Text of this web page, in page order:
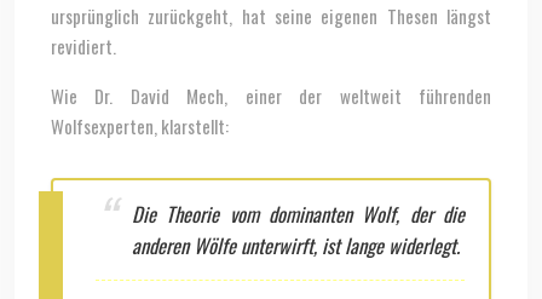
ursprünglich zurückgeht, hat seine eigenen Thesen längst
revidiert.
Wie Dr. David Mech, einer der weltweit führenden
Wolfsexperten, klarstellt:
Die Theorie vom dominanten Wolf, der die
anderen Wölfe unterwirft, ist lange widerlegt.